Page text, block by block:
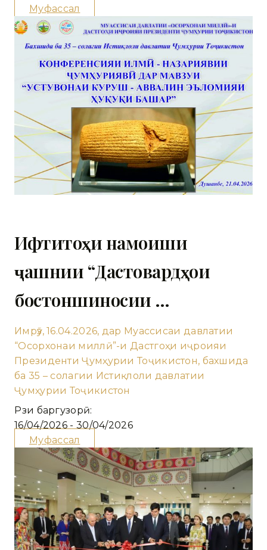
Муфассал
Ифтитоҳи намоиши
ҷашнии “Дастовардҳои
бостоншиносии …
Имрӯз, 16.04.2026, дар Муассисаи давлатии
“Осорхонаи миллӣ”-и Дастгоҳи иҷроияи
Президенти Ҷумҳурии Тоҷикистон, бахшида
ба 35 – солагии Истиқлоли давлатии
Ҷумҳурии Тоҷикистон
Рӯзи баргузорӣ:
16/04/2026 - 30/04/2026
Муфассал